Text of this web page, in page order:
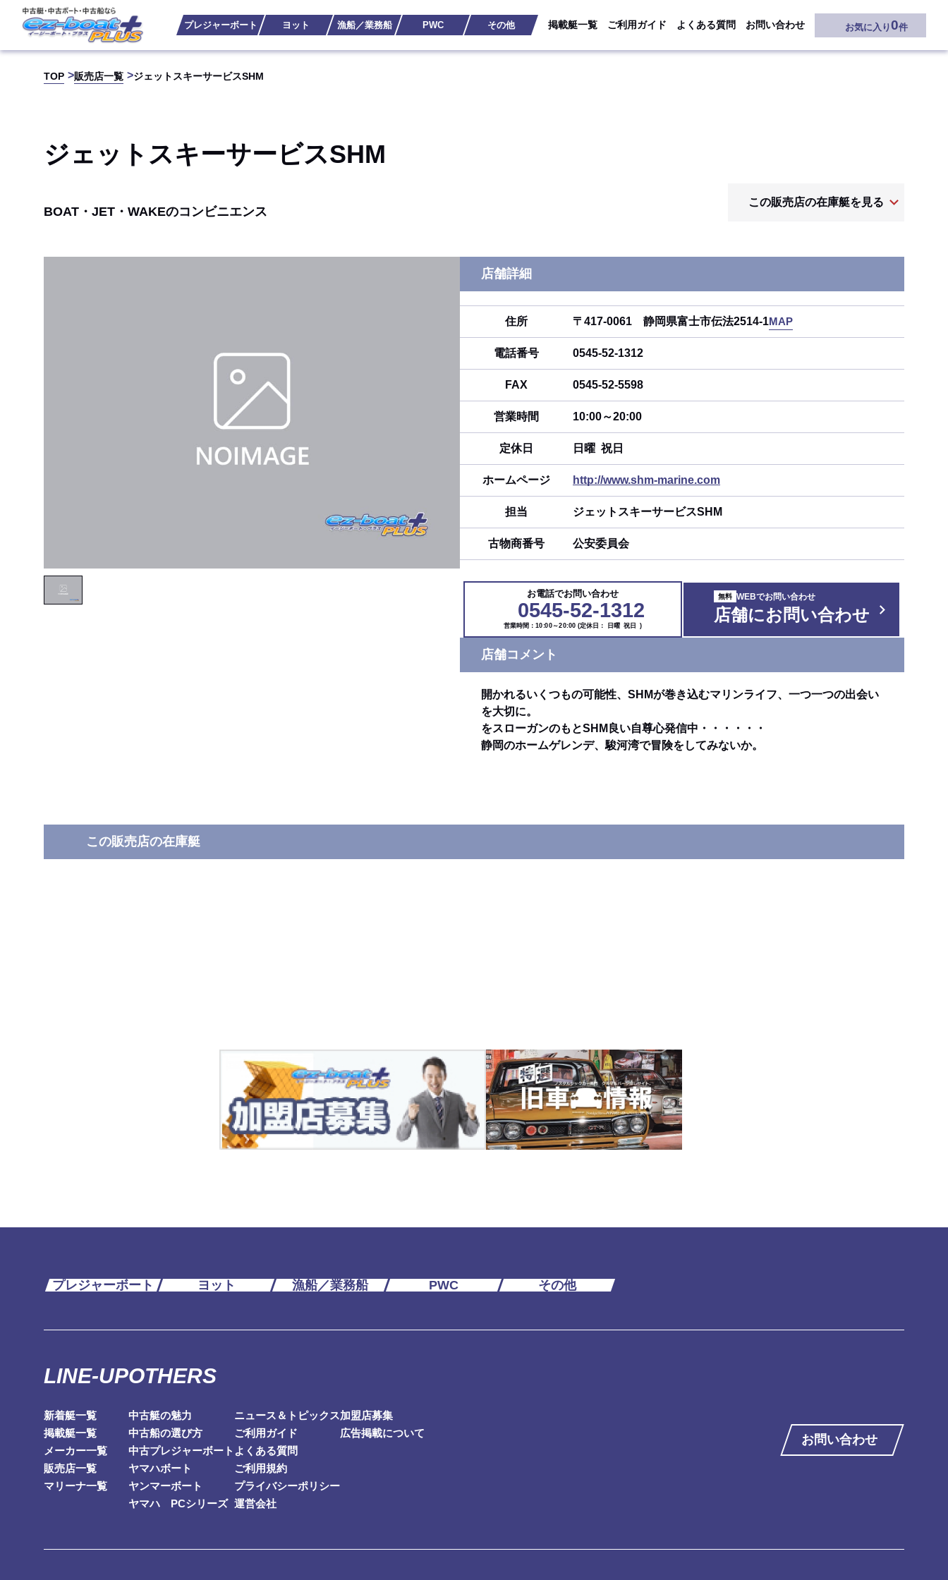
プレジャーボート ヨット 漁船／業務船 PWC その他 掲載艇一覧 ご利用ガイド よくある質問 お問い合わせ お気に入り0件
TOP 販売店一覧 ジェットスキーサービスSHM
ジェットスキーサービスSHM
BOAT・JET・WAKEのコンビニエンス
この販売店の在庫艇を見る
店舗詳細
住所 〒417-0061静岡県富士市伝法2514-1MAP
電話番号 0545-52-1312
FAX 0545-52-5598
営業時間 10:00～20:00
定休日 日曜 祝日
ホームページ http://www.shm-marine.com
担当 ジェットスキーサービスSHM
古物商番号 公安委員会
お電話でお問い合わせ
0545-52-1312
営業時間：10:00～20:00 (定休日： 日曜 祝日 )
WEBでお問い合わせ
店舗にお問い合わせ
店舗コメント
開かれるいくつもの可能性、SHMが巻き込むマリンライフ、一つ一つの出会い
を大切に。
をスローガンのもとSHM良い自尊心発信中・・・・・・
静岡のホームゲレンデ、駿河湾で冒険をしてみないか。
この販売店の在庫艇
プレジャーボート ヨット 漁船／業務船 PWC その他
LINE-UP
新着艇一覧
掲載艇一覧
メーカー一覧
販売店一覧
マリーナ一覧
OTHERS
中古艇の魅力
中古船の選び方
中古プレジャーボート
ヤマハボート
ヤンマーボート
ヤマハ PCシリーズ
ニュース＆トピックス
ご利用ガイド
よくある質問
ご利用規約
プライバシーポリシー
運営会社
加盟店募集
広告掲載について
お問い合わせ